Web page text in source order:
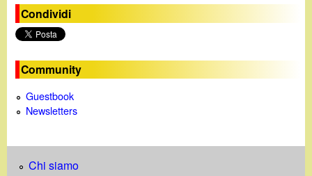
Condividi
Community
Guestbook
Newsletters
Chi siamo